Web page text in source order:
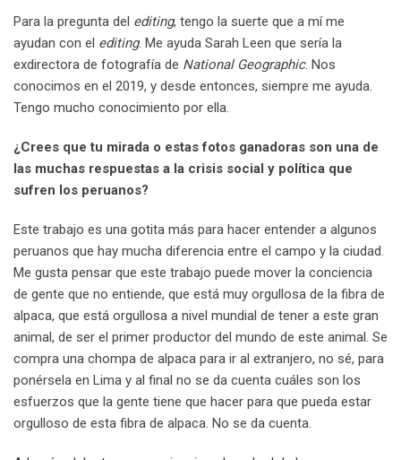
Para la pregunta del editing, tengo la suerte que a mí me
ayudan con el editing. Me ayuda Sarah Leen que sería la
exdirectora de fotografía de National Geographic. Nos
conocimos en el 2019, y desde entonces, siempre me ayuda.
Tengo mucho conocimiento por ella.
¿Crees que tu mirada o estas fotos ganadoras son una de
las muchas respuestas a la crisis social y política que
sufren los peruanos?
Este trabajo es una gotita más para hacer entender a algunos
peruanos que hay mucha diferencia entre el campo y la ciudad.
Me gusta pensar que este trabajo puede mover la conciencia
de gente que no entiende, que está muy orgullosa de la fibra de
alpaca, que está orgullosa a nivel mundial de tener a este gran
animal, de ser el primer productor del mundo de este animal. Se
compra una chompa de alpaca para ir al extranjero, no sé, para
ponérsela en Lima y al final no se da cuenta cuáles son los
esfuerzos que la gente tiene que hacer para que pueda estar
orgulloso de esta fibra de alpaca. No se da cuenta.